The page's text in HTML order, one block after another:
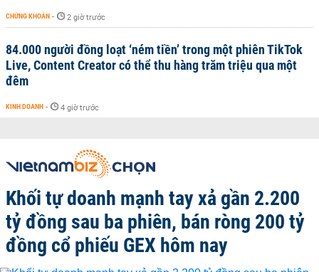
CHỨNG KHOÁN - 2 giờ trước
84.000 người đồng loạt ‘ném tiền’ trong một phiên TikTok
Live, Content Creator có thể thu hàng trăm triệu qua một
đêm
KINH DOANH - 4 giờ trước
Khối tự doanh mạnh tay xả gần 2.200
tỷ đồng sau ba phiên, bán ròng 200 tỷ
đồng cổ phiếu GEX hôm nay